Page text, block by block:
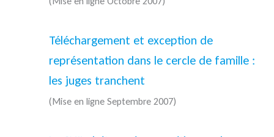
Téléchargement et exception de
représentation dans le cercle de famille :
les juges tranchent
(Mise en ligne Septembre 2007)